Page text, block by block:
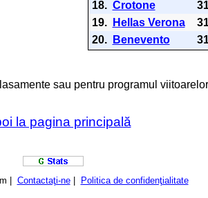
18. Crotone
19.
Hellas Verona
20.
Benevento
sau pentru programul
la pagina principală
| Contactaţi-ne| Politica de confidenţialitate